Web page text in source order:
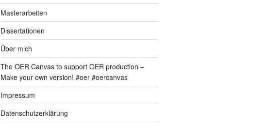
Masterarbeiten
Dissertationen
Über mich
The OER Canvas to support OER production –
Make your own version! #oer #oercanvas
Impressum
Datenschutzerklärung